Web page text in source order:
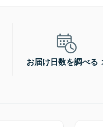
お届け日数を調べる